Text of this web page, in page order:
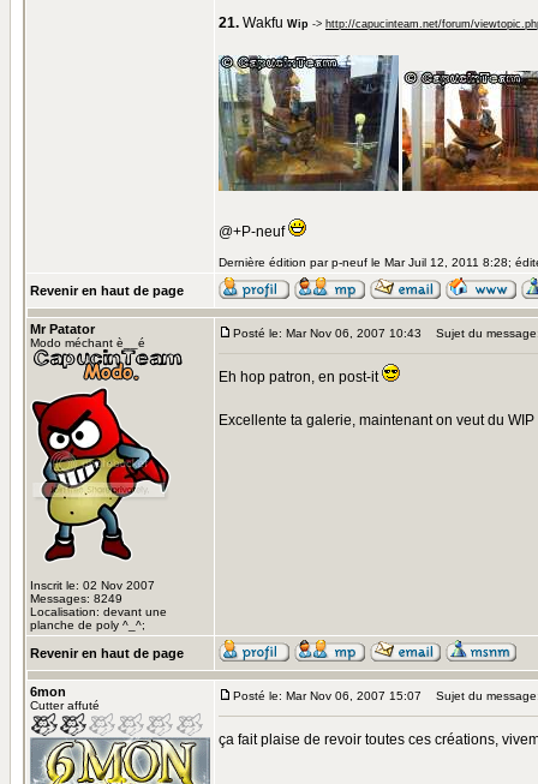
21. Wakfu Wip -> http://capucinteam.net/forum/
@+P-neuf
Dernière édition par p-neuf le Mar Juil 12, 2011 8:28;
Revenir en haut de page
Mr Patator
Modo méchant è__é
Inscrit le: 02 Nov 2007
Messages: 8249
Localisation: devant une
planche de poly ^_^;
Posté le: Mar Nov 06, 2007 10:43 Sujet du
Eh hop patron, en post-it
Excellente ta galerie, maintenant on veut du WIP
Revenir en haut de page
6mon
Cutter affuté
Posté le: Mar Nov 06, 2007 15:07 Sujet du
ça fait plaise de revoir toutes ces créations,